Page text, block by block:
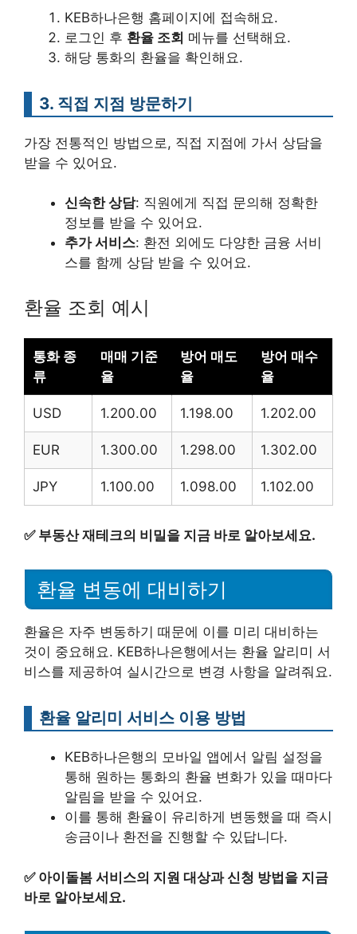
KEB하나은행 홈페이지에 접속해요.
로그인 후 환율 조회 메뉴를 선택해요.
해당 통화의 환율을 확인해요.
3. 직접 지점 방문하기
가장 전통적인 방법으로, 직접 지점에 가서 상담을
받을 수 있어요.
신속한 상담: 직원에게 직접 문의해 정확한
정보를 받을 수 있어요.
추가 서비스: 환전 외에도 다양한 금융 서비
스를 함께 상담 받을 수 있어요.
환율 조회 예시
통화 종
류
매매 기준
율
방어 매도
율
방어 매수
율
USD 1.200.00 1.198.00 1.202.00
EUR 1.300.00 1.298.00 1.302.00
JPY 1.100.00 1.098.00 1.102.00
✅ 부동산 재테크의 비밀을 지금 바로 알아보세요.
환율 변동에 대비하기
환율은 자주 변동하기 때문에 이를 미리 대비하는
것이 중요해요. KEB하나은행에서는 환율 알리미 서
비스를 제공하여 실시간으로 변경 사항을 알려줘요.
환율 알리미 서비스 이용 방법
KEB하나은행의 모바일 앱에서 알림 설정을
통해 원하는 통화의 환율 변화가 있을 때마다
알림을 받을 수 있어요.
이를 통해 환율이 유리하게 변동했을 때 즉시
송금이나 환전을 진행할 수 있답니다.
✅ 아이돌봄 서비스의 지원 대상과 신청 방법을 지금
바로 알아보세요.